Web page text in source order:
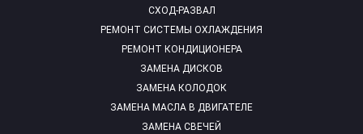
СХОД-РАЗВАЛ
РЕМОНТ СИСТЕМЫ ОХЛАЖДЕНИЯ
РЕМОНТ КОНДИЦИОНЕРА
ЗАМЕНА ДИСКОВ
ЗАМЕНА КОЛОДОК
ЗАМЕНА МАСЛА В ДВИГАТЕЛЕ
ЗАМЕНА СВЕЧЕЙ